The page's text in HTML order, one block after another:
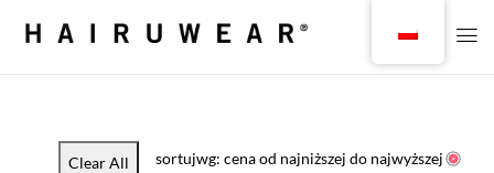
Clear All sortujwg: cena od najniższej do najwyższej